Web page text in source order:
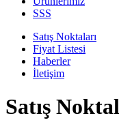
SSS
Satış Noktaları
Fiyat Listesi
Haberler
İletişim
Satış